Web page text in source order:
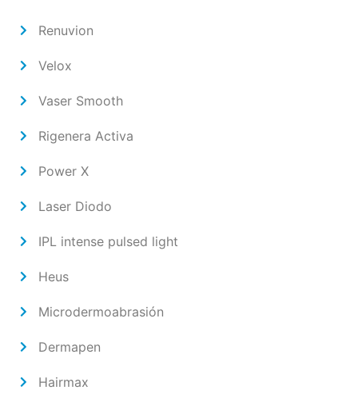
Renuvion
Velox
Vaser Smooth
Rigenera Activa
Power X
Laser Diodo
IPL intense pulsed light
Heus
Microdermoabrasión
Dermapen
Hairmax